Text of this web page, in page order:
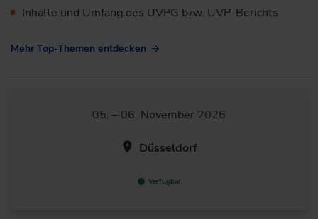
Inhalte und Umfang des UVPG bzw. UVP-Berichts
Mehr Top-Themen entdecken
05. – 06. November 2026
Düsseldorf
Verfügbar